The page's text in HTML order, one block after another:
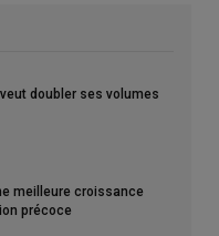
doubler ses volumes
meilleure croissance
précoce